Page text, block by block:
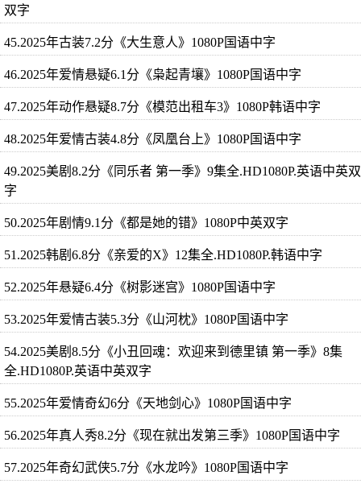
双字
45.2025年古装7.2分《大生意人》1080P国语中字
46.2025年爱情悬疑6.1分《枭起青壤》1080P国语中字
47.2025年动作悬疑8.7分《模范出租车3》1080P韩语中字
48.2025年爱情古装4.8分《凤凰台上》1080P国语中字
49.2025美剧8.2分《同乐者 第一季》9集全.HD1080P.英语中英双
字
50.2025年剧情9.1分《都是她的错》1080P中英双字
51.2025韩剧6.8分《亲爱的X》12集全.HD1080P.韩语中字
52.2025年悬疑6.4分《树影迷宫》1080P国语中字
53.2025年爱情古装5.3分《山河枕》1080P国语中字
54.2025美剧8.5分《小丑回魂：欢迎来到德里镇 第一季》8集
全.HD1080P.英语中英双字
55.2025年爱情奇幻6分《天地剑心》1080P国语中字
56.2025年真人秀8.2分《现在就出发第三季》1080P国语中字
57.2025年奇幻武侠5.7分《水龙吟》1080P国语中字